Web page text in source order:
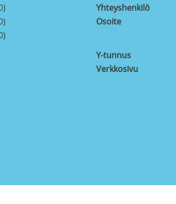
Yhteyshenkilö
Osoite
Y-tunnus
Verkkosivu